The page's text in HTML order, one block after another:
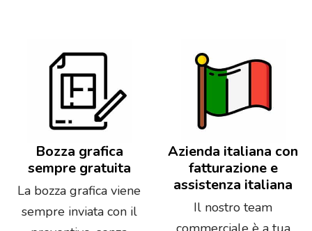
Bozza grafica
sempre gratuita
La bozza grafica viene
sempre inviata con il
Azienda italiana con
fatturazione e
assistenza italiana
Il nostro team